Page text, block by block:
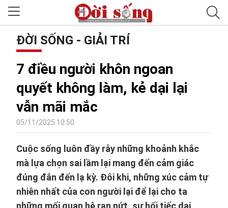
ĐỜI SỐNG - GIẢI TRÍ
7 điều người khôn ngoan
quyết không làm, kẻ dại lại
vẫn mãi mắc
05/11/2025 10:50
Cuộc sống luôn đầy rẫy những khoảnh khắc
mà lựa chọn sai lầm lại mang đến cảm giác
đúng đắn đến lạ kỳ. Đôi khi, những xúc cảm tự
nhiên nhất của con người lại để lại cho ta
những mối quan hệ rạn nứt, sự hối tiếc dai